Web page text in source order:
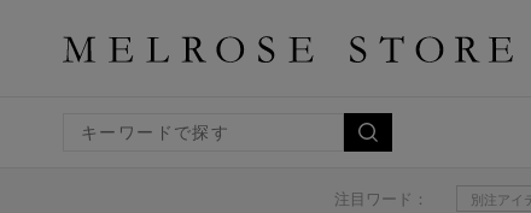
注目ワード： 別注アイ